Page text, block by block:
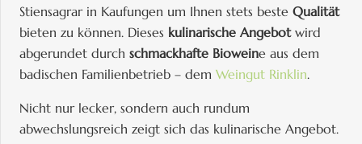
Stiensagrar in Kaufungen um Ihnen stets beste Qualität
bieten zu können. Dieses kulinarische Angebotwird
abgerundet durch schmackhafte Bioweine aus dem
badischen Familienbetrieb – dem Weingut Rinklin.
Nicht nur lecker, sondern auch rundum
abwechslungsreich zeigt sich das kulinarische Angebot.